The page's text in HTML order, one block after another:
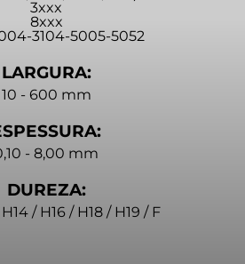
3xxx
8xxx
3104-5005-5052
LARGURA:
10 - 600 mm
- 8,00 mm
DUREZA:
/ H16 / H18 / H19 / F